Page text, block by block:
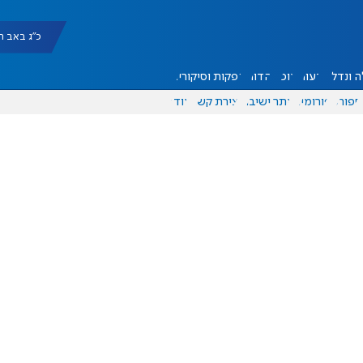
כ"ג באב תשפ"ו
ונדל"ן דעות אוכל יהדות הפקות וסיקורים
ספורט פורומים אתר ישיבה יצירת קשר עוד